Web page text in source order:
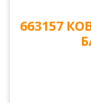
663157